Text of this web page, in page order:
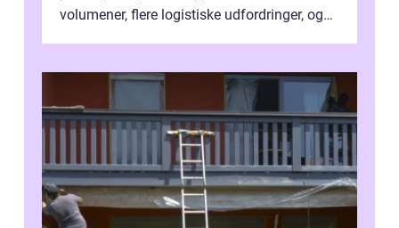
volumener, flere logistiske udfordringer, og